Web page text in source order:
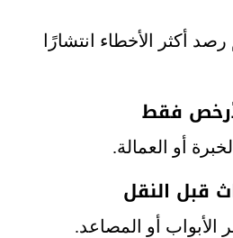
رصد أكثر الأخطاء انتشارًا
أو العمالة.
الأبواب أو المصاعد.